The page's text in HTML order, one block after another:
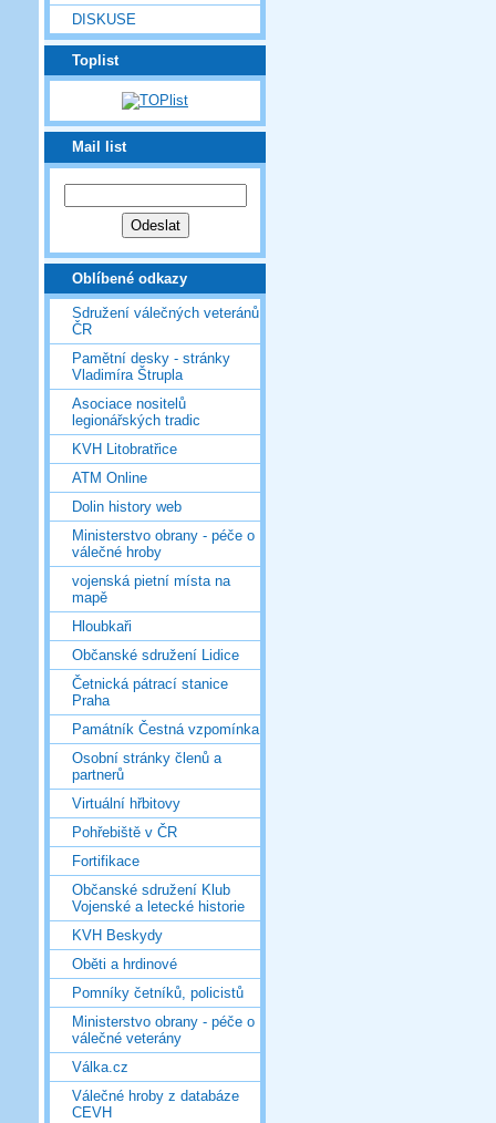
DISKUSE
Toplist
Mail list
Oblíbené odkazy
Sdružení válečných veteránů
ČR
Pamětní desky - stránky
Vladimíra Štrupla
Asociace nositelů
legionářských tradic
KVH Litobratřice
ATM Online
Dolin history web
Ministerstvo obrany - péče o
válečné hroby
vojenská pietní místa na
mapě
Hloubkaři
Občanské sdružení Lidice
Četnická pátrací stanice
Praha
Památník Čestná vzpomínka
Osobní stránky členů a
partnerů
Virtuální hřbitovy
Pohřebiště v ČR
Fortifikace
Občanské sdružení Klub
Vojenské a letecké historie
KVH Beskydy
Oběti a hrdinové
Pomníky četníků, policistů
Ministerstvo obrany - péče o
válečné veterány
Válka.cz
Válečné hroby z databáze
CEVH